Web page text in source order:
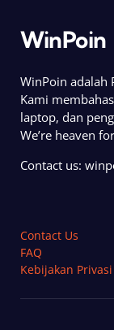
WinPoin
WinPoin adalah
Kami
laptop, dan
We’re heaven
Contact us:
Contact Us
FAQ
Kebijakan Privasi